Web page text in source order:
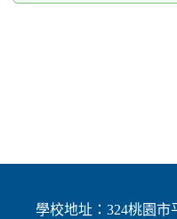
學校地址：324桃園市